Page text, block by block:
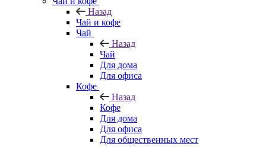
Назад
Чай и кофе
Чай
Назад
Чай
Для дома
Для офиса
Кофе
Назад
Кофе
Для дома
Для офиса
Для общественных мест